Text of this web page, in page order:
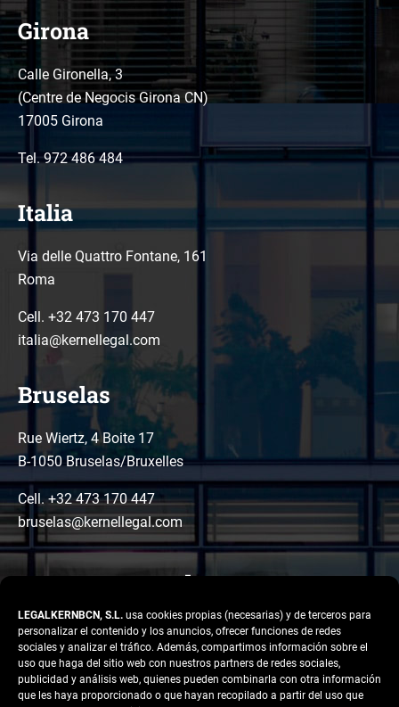
LEGALKERNBCN, S.L. usa cookies propias (necesarias) y de terceros para
personalizar el contenido y los anuncios, ofrecer funciones de redes
sociales y analizar el tráfico. Además, compartimos información sobre el
uso que haga del sitio web con nuestros partners de redes sociales,
publicidad y análisis web, quienes pueden combinarla con otra información
que les haya proporcionado o que hayan recopilado a partir del uso que
Girona
Calle Gironella, 3
(Centre de Negocis Girona CN)
17005 Girona
Tel.972 486 484
Italia
Via delle Quattro Fontane, 161
Roma
Cell. +32 473 170 447
italia@kernellegal.com
Bruselas
Rue Wiertz, 4 Boite 17
B-1050 Bruselas/Bruxelles
Cell. +32 473 170 447
bruselas@kernellegal.com
LinkedIn
Instagram
Facebook Copyright © 2026 Kernel